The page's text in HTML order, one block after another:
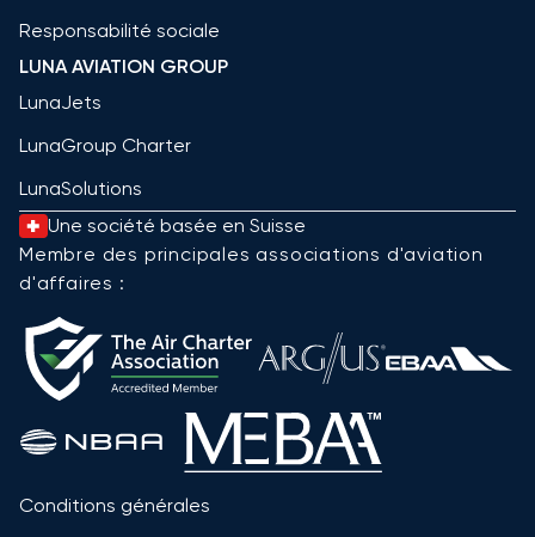
Responsabilité sociale
LUNA AVIATION GROUP
LunaJets
LunaGroup Charter
LunaSolutions
Une société basée en Suisse
Membre des principales associations d'aviation
d'affaires :
Conditions générales